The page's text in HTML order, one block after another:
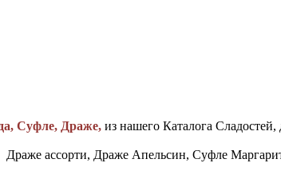
Суфле, Драже, из нашего Каталога Сладостей,
Драже ассорти, Драже Апельсин, Суфле